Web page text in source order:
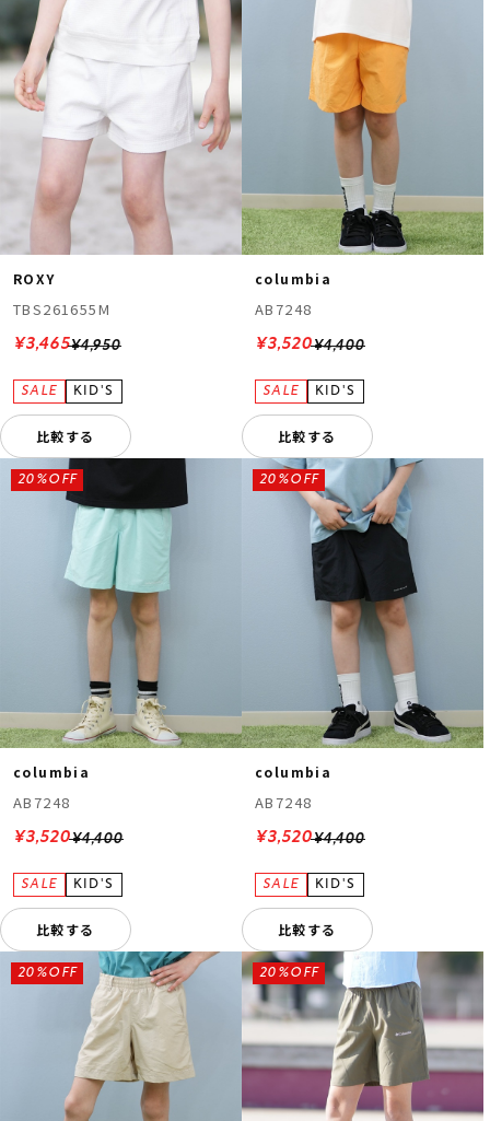
ROXY
TBS261655M
¥4,950
¥3,465
比較する
columbia
AB7248
¥4,400
¥3,520
比較する
columbia
AB7248
¥4,400
20%OFF
¥3,520
比較する
columbia
AB7248
¥4,400
20%OFF
¥3,520
比較する
20%OFF 20%OFF